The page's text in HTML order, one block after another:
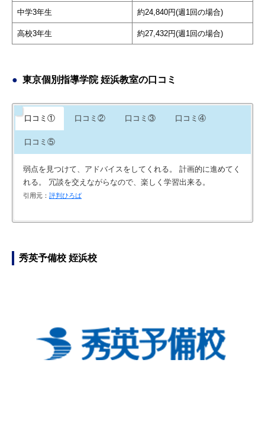
中学3年生 約24,840円(週1回の場合)
高校3年生 約27,432円(週1回の場合)
東京個別指導学院 姪浜教室の口コミ
口コミ① 口コミ② 口コミ③ 口コミ④
口コミ⑤
弱点を見つけて、アドバイスをしてくれる。 計画的に進めてく
れる。 冗談を交えながらなので、楽しく学習出来る。
引用元： 評判ひろば
引用元： 評判ひろば
引用元： 評判ひろば
たけどしっかり話を聞いてくれた上でこちらが安心できるよう
に、その子にあった先生を選んでもらえたのでとても良かっ
引用元： 評判ひろば
秀英予備校 姪浜校